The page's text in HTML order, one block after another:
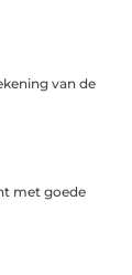
van de
met goede